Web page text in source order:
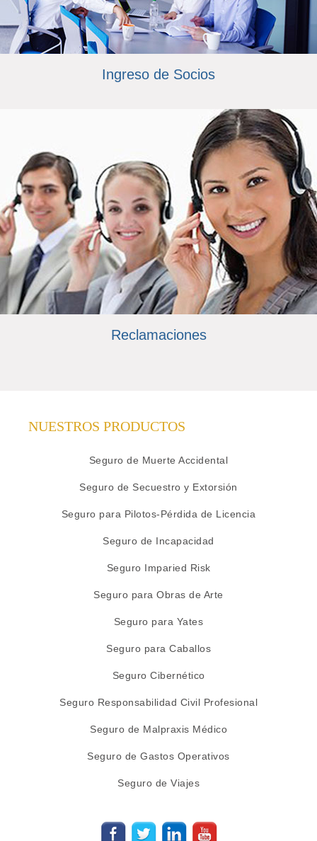
Ingreso de Socios
Reclamaciones
NUESTROS PRODUCTOS
Seguro de Muerte Accidental
Seguro de Secuestro y Extorsión
Seguro para Pilotos-Pérdida de Licencia
Seguro de Incapacidad
Seguro Imparied Risk
Seguro para Obras de Arte
Seguro para Yates
Seguro para Caballos
Seguro Cibernético
Seguro Responsabilidad Civil Profesional
Seguro de Malpraxis Médico
Seguro de Gastos Operativos
Seguro de Viajes